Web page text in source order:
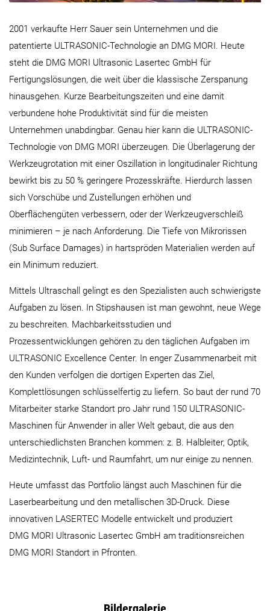
2001 verkaufte Herr Sauer sein Unternehmen und die
patentierte ULTRASONIC-Technologie an DMG MORI. Heute
steht die DMG MORI Ultrasonic Lasertec GmbH für
Fertigungslösungen, die weit über die klassische Zerspanung
hinausgehen. Kurze Bearbeitungszeiten und eine damit
verbundene hohe Produktivität sind für die meisten
Unternehmen unabdingbar. Genau hier kann die ULTRASONIC-
Technologie von DMG MORI überzeugen. Die Überlagerung der
Werkzeugrotation mit einer Oszillation in longitudinaler Richtung
bewirkt bis zu 50 % geringere Prozesskräfte. Hierdurch lassen
sich Vorschübe und Zustellungen erhöhen und
Oberflächengüten verbessern, oder der Werkzeugverschleiß
minimieren – je nach Anforderung. Die Tiefe von Mikrorissen
(Sub Surface Damages) in hartspröden Materialien werden auf
ein Minimum reduziert.
Mittels Ultraschall gelingt es den Spezialisten auch schwierigste
Aufgaben zu lösen. In Stipshausen ist man gewohnt, neue Wege
zu beschreiten. Machbarkeitsstudien und
Prozessentwicklungen gehören zu den täglichen Aufgaben im
ULTRASONIC Excellence Center. In enger Zusammenarbeit mit
den Kunden verfolgen die dortigen Experten das Ziel,
Komplettlösungen schlüsselfertig zu liefern. So baut der rund 70
Mitarbeiter starke Standort pro Jahr rund 150 ULTRASONIC-
Maschinen für Anwender in aller Welt gebaut, die aus den
unterschiedlichsten Branchen kommen: z. B. Halbleiter, Optik,
Medizintechnik, Luft- und Raumfahrt, um nur einige zu nennen.
Heute umfasst das Portfolio längst auch Maschinen für die
Laserbearbeitung und den metallischen 3D-Druck. Diese
innovativen LASERTEC Modelle entwickelt und produziert
DMG MORI Ultrasonic Lasertec GmbH am traditionsreichen
DMG MORI Standort in Pfronten.